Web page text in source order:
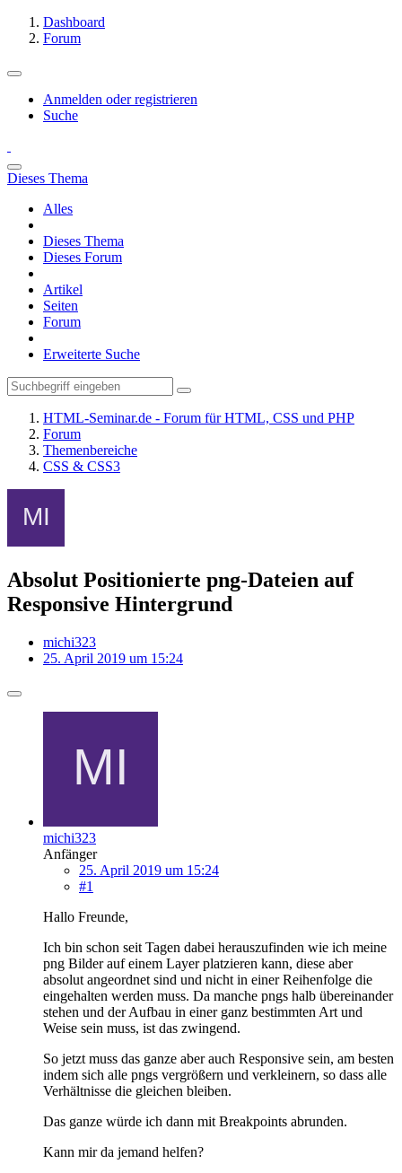
Dashboard
Forum
Anmelden oder registrieren
Suche
Dieses Thema
Alles
Dieses Thema
Dieses Forum
Artikel
Seiten
Forum
Erweiterte Suche
HTML-Seminar.de - Forum für HTML, CSS und PHP
Forum
Themenbereiche
CSS & CSS3
Absolut Positionierte png-Dateien auf
Responsive Hintergrund
michi323
25. April 2019 um 15:24
michi323
Anfänger
25. April 2019 um 15:24
#1
Hallo Freunde,
Ich bin schon seit Tagen dabei herauszufinden wie ich meine
png Bilder auf einem Layer platzieren kann, diese aber
absolut angeordnet sind und nicht in einer Reihenfolge die
eingehalten werden muss. Da manche pngs halb übereinander
stehen und der Aufbau in einer ganz bestimmten Art und
Weise sein muss, ist das zwingend.
So jetzt muss das ganze aber auch Responsive sein, am besten
indem sich alle pngs vergrößern und verkleinern, so dass alle
Verhältnisse die gleichen bleiben.
Das ganze würde ich dann mit Breakpoints abrunden.
Kann mir da jemand helfen?